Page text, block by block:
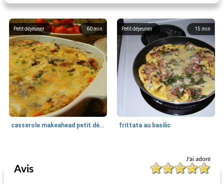
60min
Petit déjeuner
casserole makeahead petit déjeuner
15 min
Petit déjeuner
frittata au basilic
J'ai adoré
Avis